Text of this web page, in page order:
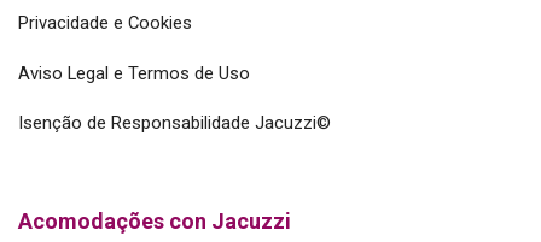
Privacidade e Cookies
Aviso Legal e Termos de Uso
Isenção de Responsabilidade Jacuzzi©
Acomodações con Jacuzzi